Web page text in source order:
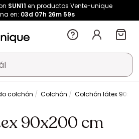
SUN11 en productos Vente-unique
en: 03d 07h 26m 59s
colchón Colchón Colchón látex
90x200 cm